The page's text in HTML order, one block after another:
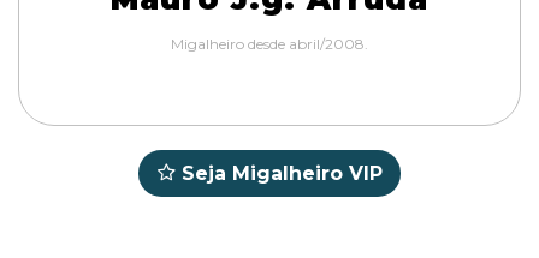
Migalheiro desde abril/2008.
Seja Migalheiro VIP